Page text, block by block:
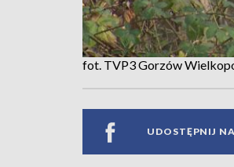
fot. TVP3 Gorzów
UDOSTĘPNIJ